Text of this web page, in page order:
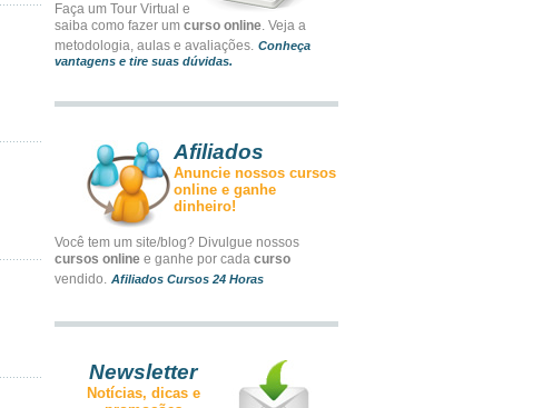
Faça um Tour Virtual e
saiba como fazer um curso online. Veja a
metodologia, aulas e avaliações. Conheça
vantagens e tire suas dúvidas.
Afiliados
Anuncie nossos cursos
online e ganhe
dinheiro!
Você tem um site/blog? Divulgue nossos
cursos online e ganhe por cada curso
vendido. Afiliados Cursos 24 Horas
Newsletter
Notícias, dicas e